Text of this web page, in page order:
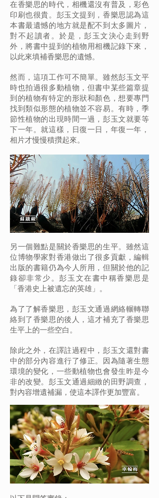
在香樂思的時代，相機還沒有普及，彩色
印刷也很貴。彭玉文提到，香樂思認為這
本書最遺憾的地方就是配不到太多圖片，
對不起讀者。於是，彭玉文決心走到野
外，將書中提到的植物用相機記錄下來，
以此來填補香樂思的遺憾。
然而，這項工作可不簡單。雖然彭玉文平
時也拍過很多動植物，但書中某些篇章提
到的植物有特定的形狀和顏色，想要專門
找到類似形態的植物並不容易。有時，季
節性植物的出現時間一過，彭玉文就要等
下一年。就這樣，日復一日，年復一年，
相片才慢慢積攢起來。
另一個難點是關於香樂思的生平。雖然這
位博物學家對香港做出了很多貢獻，編輯
出版的書籍仍為今人所用，但關於他的記
錄卻非常少。彭玉文在書中稱香樂思是
「香港史上被遺忘的英雄」。
為了了解香樂思，彭玉文通過網絡輾轉聯
絡到了香樂思的後人，這才補充了香樂思
生平上的一些空白。
除此之外，在譯註過程中，彭玉文還對書
中的部分內容進行了修正。因為隨著生態
環境的變化，一些動植物也會發生昨是今
非的改變。彭玉文通過細緻的田野調查，
對內容增遺補漏，使這本譯作更加豐富。